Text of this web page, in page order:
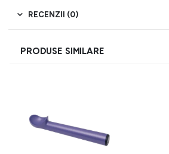
RECENZII (0)
PRODUSE SIMILARE